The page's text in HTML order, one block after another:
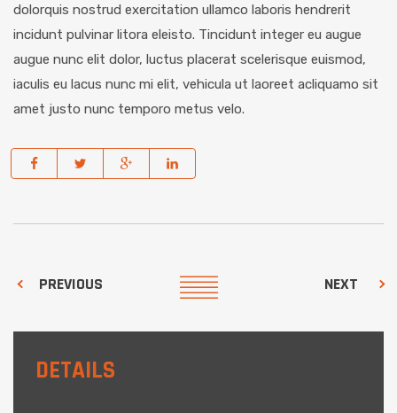
dolorquis nostrud exercitation ullamco laboris hendrerit
incidunt pulvinar litora eleisto. Tincidunt integer eu augue
augue nunc elit dolor, luctus placerat scelerisque euismod,
iaculis eu lacus nunc mi elit, vehicula ut laoreet acliquamo sit
amet justo nunc temporo metus velo.
PREVIOUS NEXT
DETAILS